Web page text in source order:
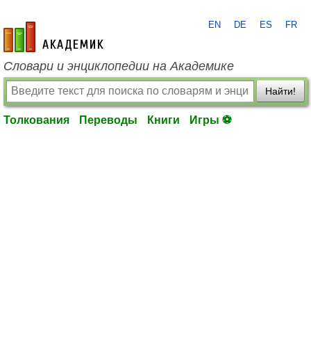
academic.ru
EN DE ES FR
Словари и энциклопедии на Академике
Найти!
Толкования Переводы Книги Игры ⚽